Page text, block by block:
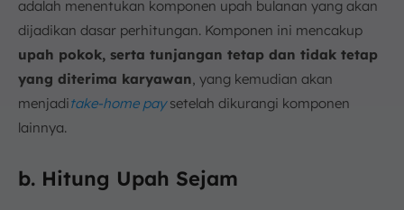
adalah menentukan komponen upah bulanan yang akan
dijadikan dasar perhitungan. Komponen ini mencakup
upah pokok, serta tunjangan tetap dan tidak tetap
yang diterima karyawan , yang kemudian akan
menjaditake-home paysetelah dikurangi komponen
lainnya.
b. Hitung Upah Sejam